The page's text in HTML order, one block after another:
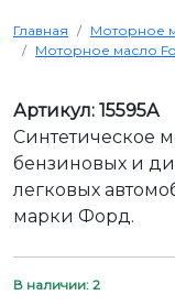
Главная
Моторное
Моторное масло
Артикул: 15595A
Синтетическое
бензиновых и
легковых
марки Форд.
В наличии: 2